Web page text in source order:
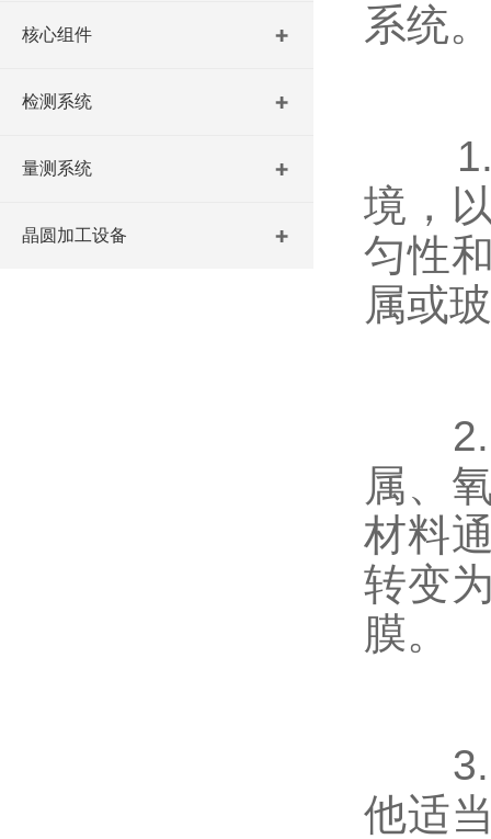
核心组件
检测系统
量测系统
晶圆加工设备
系统。
1.真
境，
匀性
属或
2.源
属、
材料
转变
膜。
3.光
他适